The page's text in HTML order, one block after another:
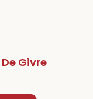
Givre